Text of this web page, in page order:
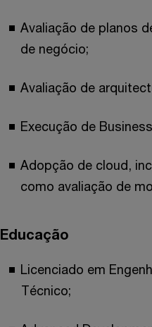
Avaliação de planos
de negócio;
Avaliação de
Execução de
Adopção de cloud,
como avaliação de
Educação
Licenciado em
Técnico;